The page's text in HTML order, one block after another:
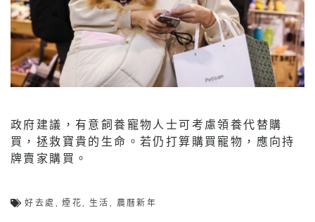
政府建議，有意飼養寵物人士可考慮領養代替購
買，拯救寶貴的生命。若仍打算購買寵物，應向持
牌賣家購買。
好去處 ,煙花 生活 農曆新年